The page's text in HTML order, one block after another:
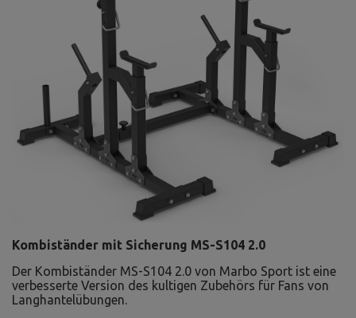
Kombiständer mit Sicherung MS-S104 2.0
Der Kombiständer MS-S104 2.0 von Marbo Sport ist eine
verbesserte Version des kultigen Zubehörs für Fans von
Langhantelübungen.